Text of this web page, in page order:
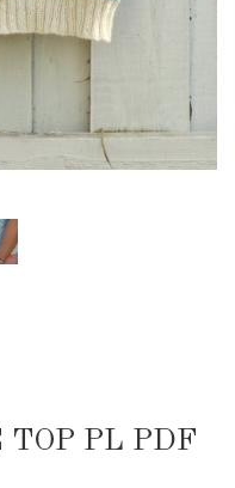
TOP PL PDF